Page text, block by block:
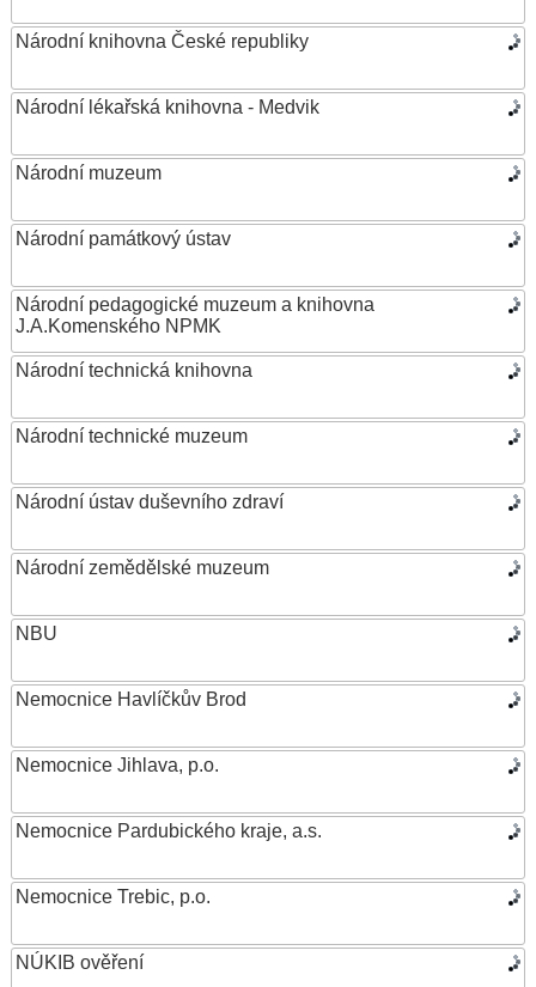
Národní knihovna České republiky
Národní lékařská knihovna - Medvik
Národní muzeum
Národní památkový ústav
Národní pedagogické muzeum a knihovna
J.A.Komenského NPMK
Národní technická knihovna
Národní technické muzeum
Národní ústav duševního zdraví
Národní zemědělské muzeum
NBU
Nemocnice Havlíčkův Brod
Nemocnice Jihlava, p.o.
Nemocnice Pardubického kraje, a.s.
Nemocnice Trebic, p.o.
NÚKIB ověření